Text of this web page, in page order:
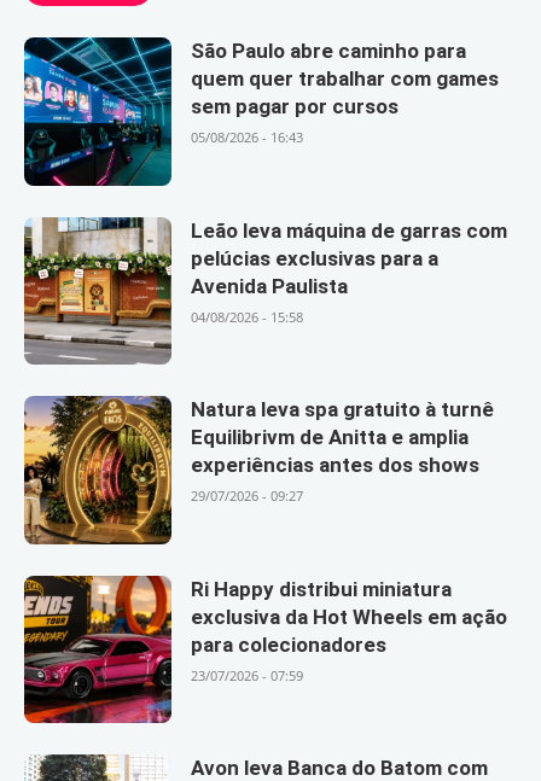
São Paulo abre caminho para
quem quer trabalhar com games
sem pagar por cursos
05/08/2026 - 16:43
Leão leva máquina de garras com
pelúcias exclusivas para a
Avenida Paulista
04/08/2026 - 15:58
Natura leva spa gratuito à turnê
Equilibrivm de Anitta e amplia
experiências antes dos shows
29/07/2026 - 09:27
Ri Happy distribui miniatura
exclusiva da Hot Wheels em ação
para colecionadores
23/07/2026 - 07:59
Avon leva Banca do Batom com